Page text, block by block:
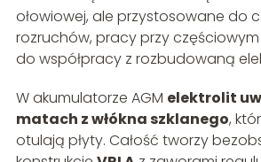
ołowiowej, ale przystosowane do
rozruchów, pracy przy
do współpracy z rozbudowaną
W akumulatorze AGM elektrolit
matach z włókna szklanego,
otulają płyty. Całość tworzy